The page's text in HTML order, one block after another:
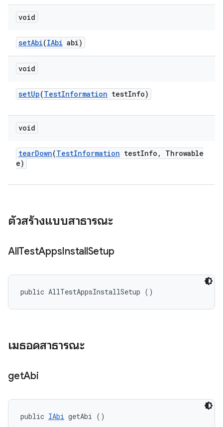
void
setAbi(IAbi abi)
void
setUp(TestInformation testInfo)
void
tearDown(TestInformation testInfo ,
Throwable
e)
ตัวสร้างแบบสาธารณะ
AllTestAppsInstallSetup
public AllTestAppsInstallSetup ()
เมธอดสาธารณะ
getAbi
public IAbi getAbi ()